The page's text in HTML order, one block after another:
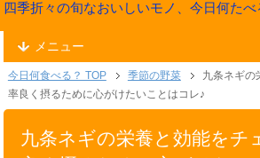
四季折々の旬なおいしいモノ、今日何たべ
メニュー
今日何食べる？ TOP 季節の野菜
九条ネギの
率良く摂るために心がけたいことはコレ♪
九条ネギの栄養と効能をチ